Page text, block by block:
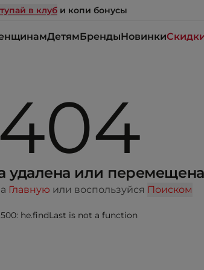
в клуб и копи бонусы
ДетямБрендыНовинки
404
удалена или перемещена
Главную или воспользуйся Поиском
500: he.findLast is not a function